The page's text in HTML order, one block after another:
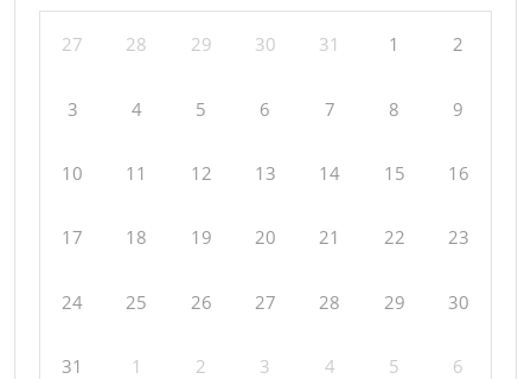
27 28 29 30 31 1 2
3 4 5 6 7 8 9
10 11 12 13 14 15 16
17 18 19 20 21 22 23
24 25 26 27 28 29 30
31 1 2 3 4 5 6